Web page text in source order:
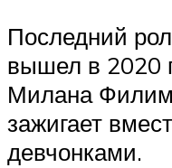
Последний
вышел в 2020
Милана
зажигает
девчонками.